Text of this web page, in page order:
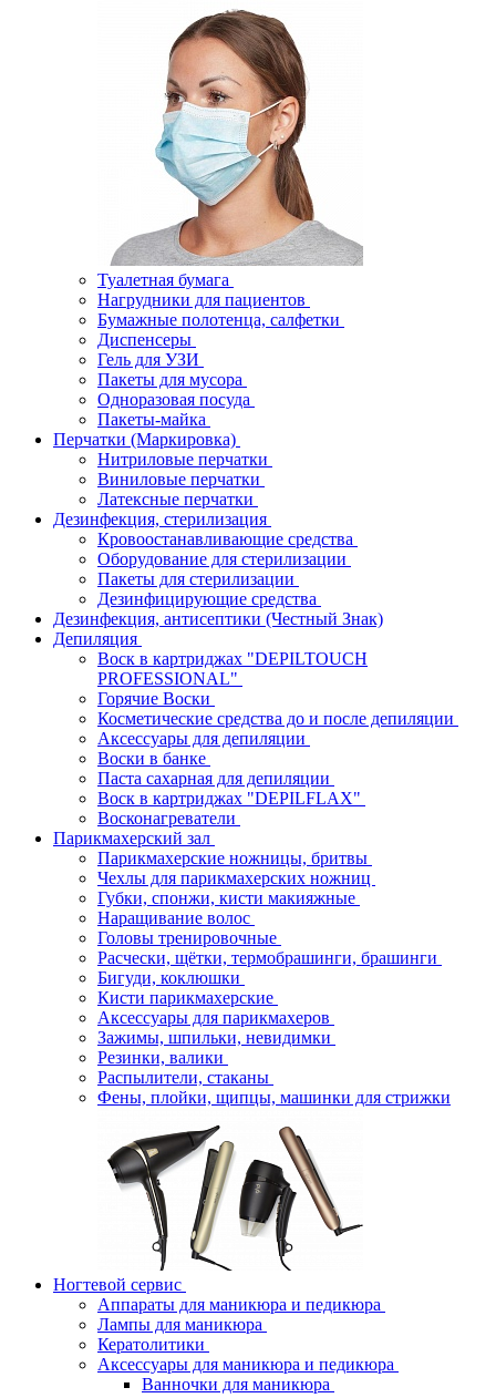
Туалетная бумага
Нагрудники для пациентов
Бумажные полотенца, салфетки
Диспенсеры
Гель для УЗИ
Пакеты для мусора
Одноразовая посуда
Пакеты-майка
Перчатки (Маркировка)
Нитриловые перчатки
Виниловые перчатки
Латексные перчатки
Дезинфекция, стерилизация
Кровоостанавливающие средства
Оборудование для стерилизации
Пакеты для стерилизации
Дезинфицирующие средства
Дезинфекция, антисептики (Честный Знак)
Депиляция
Воск в картриджах "DEPILTOUCH
PROFESSIONAL"
Горячие Воски
Косметические средства до и после депиляции
Аксессуары для депиляции
Воски в банке
Паста сахарная для депиляции
Воск в картриджах "DEPILFLAX"
Восконагреватели
Парикмахерский зал
Парикмахерские ножницы, бритвы
Чехлы для парикмахерских ножниц
Губки, спонжи, кисти макияжные
Наращивание волос
Головы тренировочные
Расчески, щётки, термобрашинги, брашинги
Бигуди, коклюшки
Кисти парикмахерские
Аксессуары для парикмахеров
Зажимы, шпильки, невидимки
Резинки, валики
Распылители, стаканы
Фены, плойки, щипцы, машинки для стрижки
Ногтевой сервис
Аппараты для маникюра и педикюра
Лампы для маникюра
Кератолитики
Аксессуары для маникюра и педикюра
Ванночки для маникюра